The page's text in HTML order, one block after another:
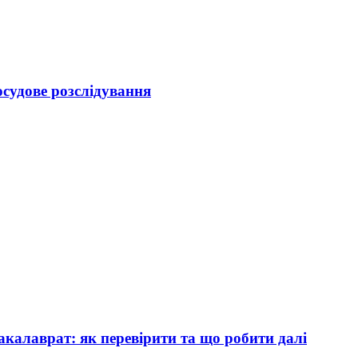
розслідування
як перевірити та що робити далі